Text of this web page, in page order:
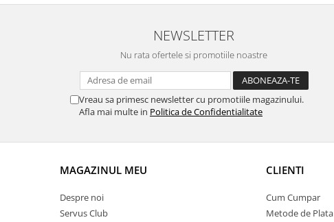
NEWSLETTER
Nu rata ofertele si promotiile noastre
Vreau sa primesc newsletter cu promotiile magazinului.
Afla mai multe in Politica de Confidentialitate
MAGAZINUL MEU
Despre noi
Servus Club
CLIENTI
Cum Cumpar
Metode de Plata